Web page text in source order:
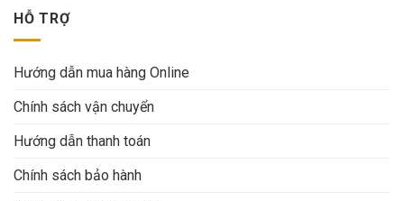
HỖ TRỢ
Hướng dẫn mua hàng Online
Chính sách vận chuyển
Hướng dẫn thanh toán
Chính sách bảo hành